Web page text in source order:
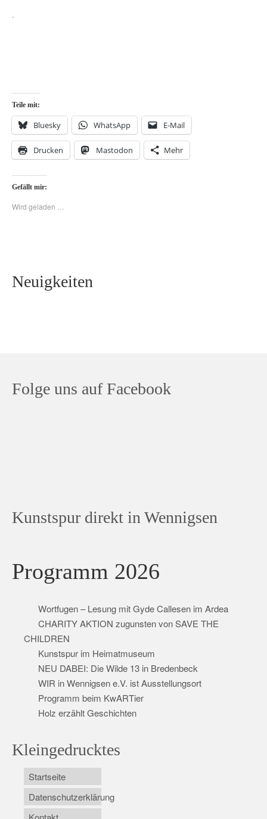
Teile mit:
Bluesky WhatsApp E-Mail
Drucken Mastodon Mehr
Gefällt mir:
Wird geladen …
Neuigkeiten
Folge uns auf Facebook
Kunstspur direkt in Wennigsen
Programm 2026
Wortfugen – Lesung mit Gyde Callesen im Ardea
CHARITY AKTION zugunsten von SAVE THE
CHILDREN
Kunstspur im Heimatmuseum
NEU DABEI: Die Wilde 13 in Bredenbeck
WIR in Wennigsen e.V. ist Ausstellungsort
Programm beim KwARTier
Holz erzählt Geschichten
Kleingedrucktes
Startseite
Datenschutzerklärung